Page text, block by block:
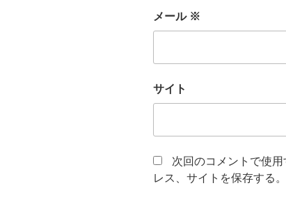
メール ※
サイト
次回のコメントで使
レス、サイトを保存する。